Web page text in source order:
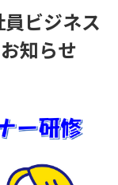
員ビジネス
知らせ